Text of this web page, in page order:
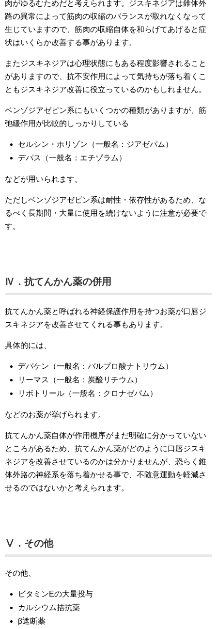
肉がゆるむためだと考えられます。ジスキネジアは錐体外
路の異常によって筋肉の収縮のバランスが取れなくなって
生じていますので、筋肉の収縮自体を和らげてあげると症
状はいくらか改善する事があります。
またジスキネジアは心理状態にもある程度影響されること
がありますので、抗不安作用によって気持ちが落ち着くこ
ともジスキネジア改善に役立っているのかもしれません。
ベンゾジアゼピン系にもいくつかの種類がありますが、筋
弛緩作用が比較的しっかりしている
セルシン・ホリゾン（一般名：ジアゼパム）
デパス（一般名：エチゾラム）
などが用いられます。
ただしベンゾジアゼピン系は耐性・依存性があるため、な
るべく長期間・大量に使用を続けないように注意が必要で
す。
Ⅳ．抗てんかん薬の併用
抗てんかん薬と呼ばれる神経保護作用を持つお薬が口唇ジ
スキネジアを改善させてくれる事もあります。
具体的には、
デパケン（一般名：バルプロ酸ナトリウム）
リーマス（一般名：炭酸リチウム）
リボトリール（一般名：クロナゼパム）
などのお薬が挙げられます。
抗てんかん薬自体が作用機序がまだ明確に分かっていない
ところがあるため、抗てんかん薬がどのように口唇ジスキ
ネジアを改善させているのかは分かりませんが、恐らく錐
体外路の神経系を落ち着かせる事で、不随意運動を軽減さ
せるのではないかと考えられます。
Ⅴ．その他
その他、
ビタミンEの大量投与
カルシウム拮抗薬
β遮断薬